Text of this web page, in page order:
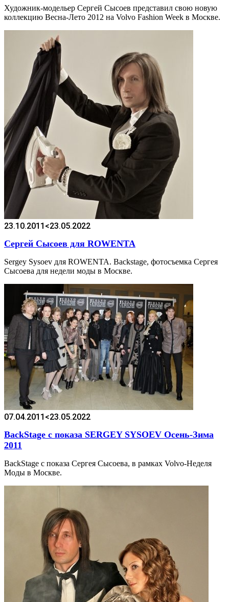
Художник-модельер Сергей Сысоев представил свою новую
коллекцию Весна-Лето 2012 на Volvo Fashion Week в Москве.
23.10.2011 <23.05.2022
Сергей Сысоев для ROWENTA
Sergey Sysoev для ROWENTA. Backstаge, фотосъемка Сергея
Сысоева для недели моды в Москве.
07.04.2011 <23.05.2022
BackStage с показа SERGEY SYSOEV Осень-Зима
2011
BackStage с показа Сергея Сысоева, в рамках Volvo-Неделя
Моды в Москве.